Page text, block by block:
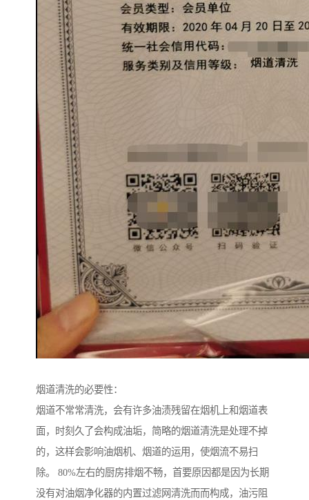
烟道清洗的必要性：
烟道不常常清洗，会有许多油渍残留在烟机上和烟道表
面，时刻久了会构成油垢，简略的烟道清洗是处理不掉
的，这样会影响油烟机、烟道的运用，使烟流不易扫
除。 80%左右的厨房排烟不畅，首要原因都是因为长期
没有对油烟净化器的内置过滤网清洗而而构成，油污阻